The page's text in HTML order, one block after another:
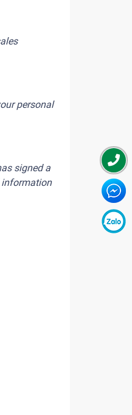
personal
signed a
information